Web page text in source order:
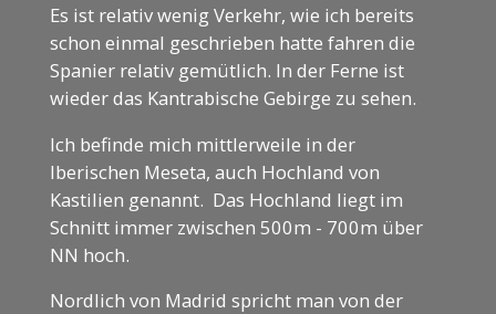
Es ist relativ wenig Verkehr, wie ich bereits
schon einmal geschrieben hatte fahren die
Spanier relativ gemütlich. In der Ferne ist
wieder das Kantrabische Gebirge zu sehen.
Ich befinde mich mittlerweile in der
Iberischen Meseta, auch Hochland von
Kastilien genannt. Das Hochland liegt im
Schnitt immer zwischen 500m - 700m über
NN hoch.
Nordlich von Madrid spricht man von der